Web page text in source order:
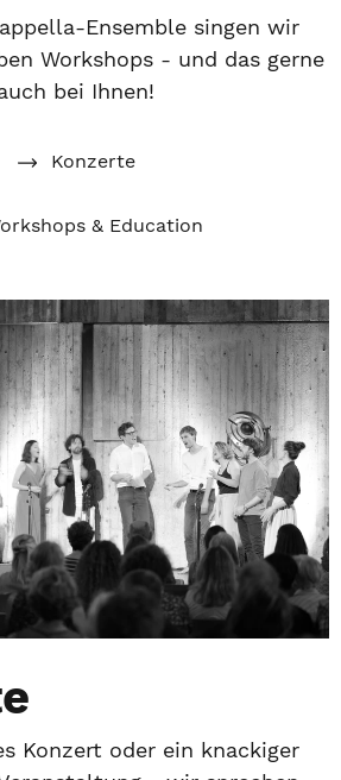
Ensemble singen wir
Workshops - und das gerne
bei Ihnen!
Konzerte
& Education
Konzert oder ein knackiger